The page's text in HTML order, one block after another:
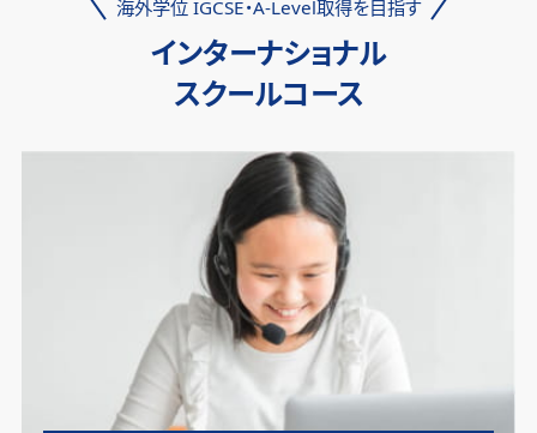
海外学位 IGCSE・A-Level取得を目指す
インターナショナル
スクールコース